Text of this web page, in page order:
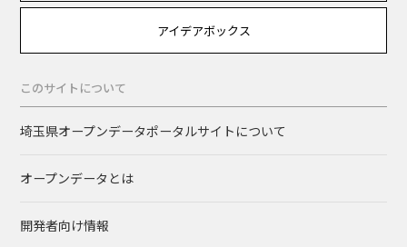
アイデアボックス
このサイトについて
埼玉県オープンデータポータルサイトについて
オープンデータとは
開発者向け情報